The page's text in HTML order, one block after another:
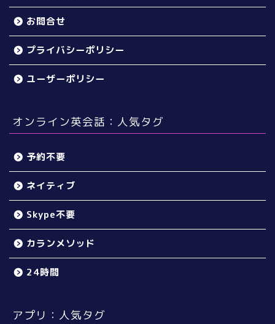
お問合せ
プライバシーポリシー
ユーザーポリシー
オンライン英会話：人気タグ
予約不要
ネイティブ
Skype不要
カランメソッド
24時間
アプリ：人気タグ